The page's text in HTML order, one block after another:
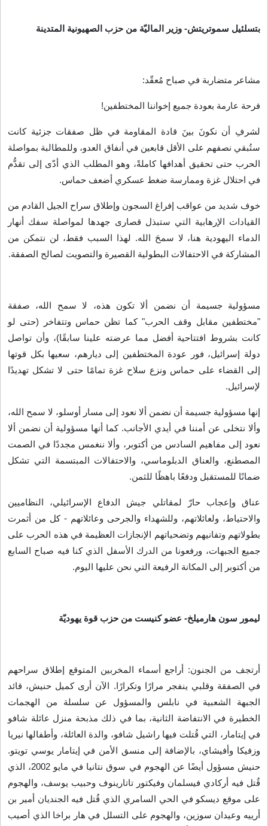
بتسلئيل سموتريتش- وزير الماليّة من حزب الصهيونية المتدينة
مشاعر متضاربة في صباح مُعقّد:
فرحة عارمة بعودة جميع إخواننا المختطفين!
لشرفِ أن نكونَ بينَ قادة المقاومة في ظل صفقات جزئية كانت
ستُبقي نصفهم على الأقل قابعين في أنفاق العدو، وللمطالبة بمواصلة
الحرب حتى تحقيق أهدافها كاملةً، وهو المطلب الذي أدّى إلى تقدُّم
في احتلال غزة وممارسة ضغط عسكري أضعف حماس.
خوف شديد من عواقب إفراغ السجون وإطلاق سراح الجيل القادم من
القيادات الإرهابية التي ستبذل قصارى جهدها لمواصلة سفك أنهار
الدماء اليهودية هنا، لا سمحَ الله. لهذا السبب فقط، لن نتمكن من
المشاركة في الاحتفالات البطولية القصيرة والتصويت لصالح الصفقة.
مسؤولية جسيمة أن نضمن ألا تكون هذه، لا سمح الله، صفقة
"مختطفين مقابل وقف الحرب" كما تظن حماس وتتفاخر (حتى لو
كانت بشروط افتتاحية أفضل مما عرضته علينا سابقًا)، وأن تواصل
دولة إسرائيل، فور عودة المختطفين إلى ديارهم، سعيها بكل قوتها
إلى القضاء على حماس ونزع سلاح غزة تمامًا حتى لا تشكل تهديدًا
لإسرائيل.
إنها مسؤولية جسيمة أن نضمن ألا نعود إلى مسار أوسلو، لا سمح الله،
وألا نتخلى عن أمننا في أيدي الأجانب. كما أنها مسؤولية أن نضمن ألا
نعود إلى مفاهيم السادس من أكتوبر، وألا ننغمس مجددًا في الصمت
المصطنع، والعناق الدبلوماسي، والاحتفالات المبتسمة التي تشكل
ضمانًا للمستقبل ودفعًا باهظًا للثمن.
عناق وإعجاب حارّ لمقاتلي جيش الدفاع الإسرائيلي، النظاميين
والاحتياط، ولعائلاتهم، وللشهداء والجرحى وعائلاتهم - كل من أثمرت
بطولاتهم وتفانيهم وتضحياتهم الإنجازات العظيمة في هذه الحرب على
جميع الجبهات، ورفعونا من الدرك الأسفل الذي كنا فيه صباح السابع
من أكتوبر إلى المكانة الرفيعة التي نحن عليها اليوم.
ليمور سون هارميلخ- عضو كنيست من حزب قوة يهوديّة
أرتجف من الجنون: أراجع أسماء المخربين المتوقع إطلاق سراحهم
في الصفقة وقلبي ينفجر مرارًا وتكرارًا. الآن أرى كميل حنيش، قائد
الجبهة الشعبية في نابلس والمسؤول عن سلسلة من الهجمات
الخطيرة في الانتفاضة الثانية، بما في ذلك مذبحة منزل عائلة شافو
في إيتامار، التي قُتلت فيها راشيل شافو، والدة العائلة، وأطفالها نيريا
وزفيكا وأفيشاي، بالإضافة إلى منسق الأمن في إيتامار يوسي تويتو.
حنيش مسؤول أيضًا عن الهجوم في سوق نتانيا في مايو 2002، الذي
قُتل فيه أركادي فيسلمان وفيكتور تاتارينوف وحبيب يوسف، والهجوم
على موقع ديسكو في الحي السامري الذي قُتل فيه الجنديان أمير بن
أرييه وعيدان سوزين، والهجوم على التسلل في هار براخا الذي أصيب